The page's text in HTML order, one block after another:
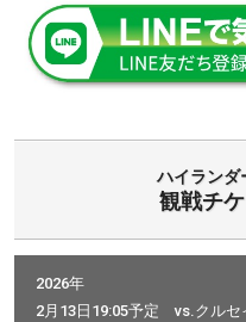
ハイランダ
観戦チ
2026年
2月13日19:05予定 vs.クルセ